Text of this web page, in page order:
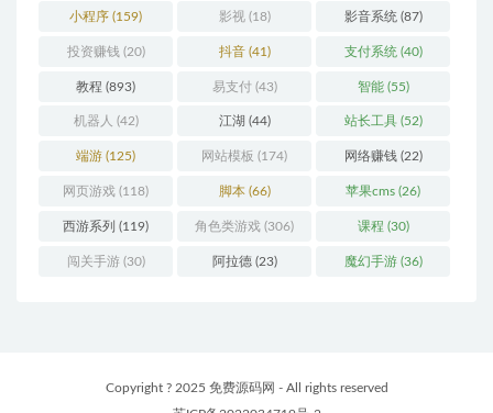
小程序 (159) 影视(18) 影音系统 (87)
投资赚钱 (20) 抖音(41) 支付系统 (40)
教程 (893) 易支付(43) 智能(55)
机器人 (42) 江湖 (44) 站长工具(52)
端游 (125) 网站模板 (174) 网络赚钱(22)
网页游戏 (118) 脚本(66) 苹果cms (26)
西游系列 (119) 角色类游戏 (306) 课程 (30)
闯关手游(30) 阿拉德(23) 魔幻手游(36)
Copyright ? 2025 免费源码网 - All rights reserved